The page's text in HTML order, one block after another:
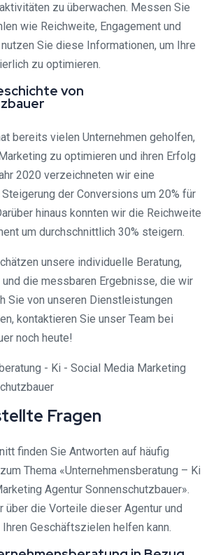
zu überwachen. Messen Sie
wie Reichweite, Engagement und
Sie diese Informationen, um Ihre
zu optimieren.
von
bereits vielen Unternehmen geholfen,
zu optimieren und ihren Erfolg
2020 verzeichneten wir eine
der Conversions um 20% für
hinaus konnten wir die Reichweite
um durchschnittlich 30% steigern.
unsere individuelle Beratung,
die messbaren Ergebnisse, die wir
Sie von unseren Dienstleistungen
kontaktieren Sie unser Team bei
noch heute!
Fragen
finden Sie Antworten auf häufig
Thema «Unternehmensberatung – Ki
Agentur Sonnenschutzbauer».
über die Vorteile dieser Agentur und
Geschäftszielen helfen kann.